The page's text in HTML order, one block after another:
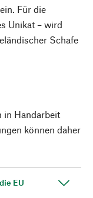
Für die
Unikat – wird
Schafe
in Handarbeit
können daher
EU